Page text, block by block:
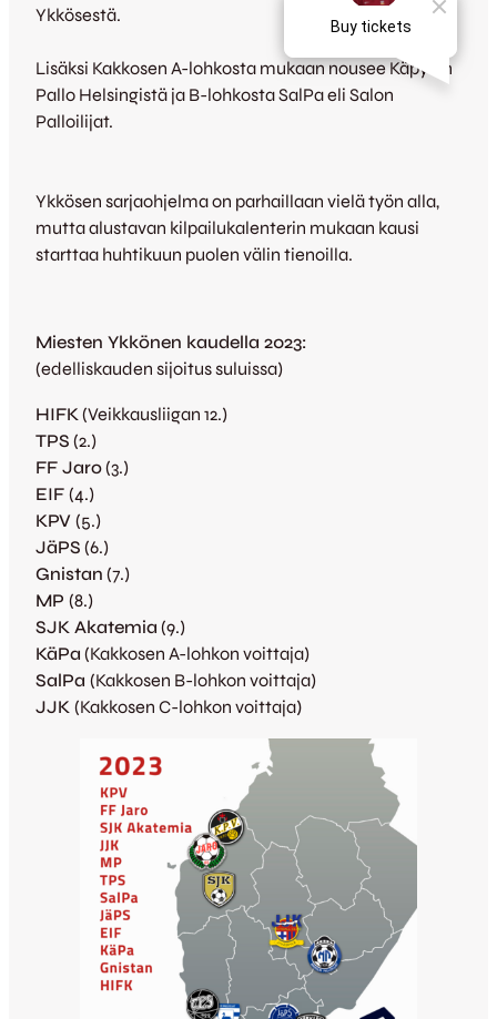
Ykkösestä.
Lisäksi Kakkosen A-lohkosta mukaan nousee Käpylän
Pallo Helsingistä ja B-lohkosta SalPa eli Salon
Palloilijat.
Ykkösen sarjaohjelma on parhaillaan vielä työn alla,
mutta alustavan kilpailukalenterin mukaan kausi
starttaa huhtikuun puolen välin tienoilla.
Miesten Ykkönen kaudella 2023:
(edelliskauden sijoitus suluissa)
HIFK (Veikkausliigan 12.)
TPS (2.)
FF Jaro(3.)
EIF (4.)
KPV (5.)
JäPS (6.)
Gnistan (7.)
MP (8.)
SJK Akatemia (9.)
KäPa (Kakkosen A-lohkon voittaja)
SalPa (Kakkosen B-lohkon voittaja)
JJK (Kakkosen C-lohkon voittaja)